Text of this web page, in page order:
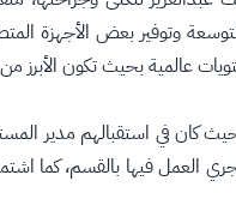
وتوفير بعض الأجهزة
عالمية بحيث تكون الأبرز
حيث كان في استقبالهم
العمل فيها بالقسم، كما